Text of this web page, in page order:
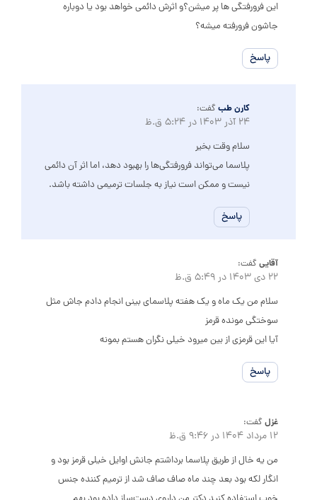
این فرورفتگی ها پر میشن؟و اثرش دائمی خواهد بود یا دوباره
جاشون فرورفته میشه؟
پاسخ
کارن طب گفت:
24 آذر 1403 در 5:24 ق.ظ
سلام وقت بخیر
پلاسما می‌تواند فرورفتگی‌ها را بهبود دهد، اما اثر آن دائمی
نیست و ممکن است نیاز به جلسات ترمیمی داشته باشد.
پاسخ
آقایی گفت:
22 دی 1403 در 5:49 ق.ظ
سلام من یک ماه و یک هفته پلاسمای بینی انجام دادم جاش مثل
سوختگی مونده قرمز
آیا این قرمزی از بین میرود خیلی نگران هستم بمونه
پاسخ
غزل گفت:
12 مرداد 1404 در 9:46 ق.ظ
من یه خال از طریق پلاسما برداشتم جانش اوایل خیلی قرمز بود و
انگار لکه بود بعد چند ماه صاف صاف شد از ترمیم کننده جنس